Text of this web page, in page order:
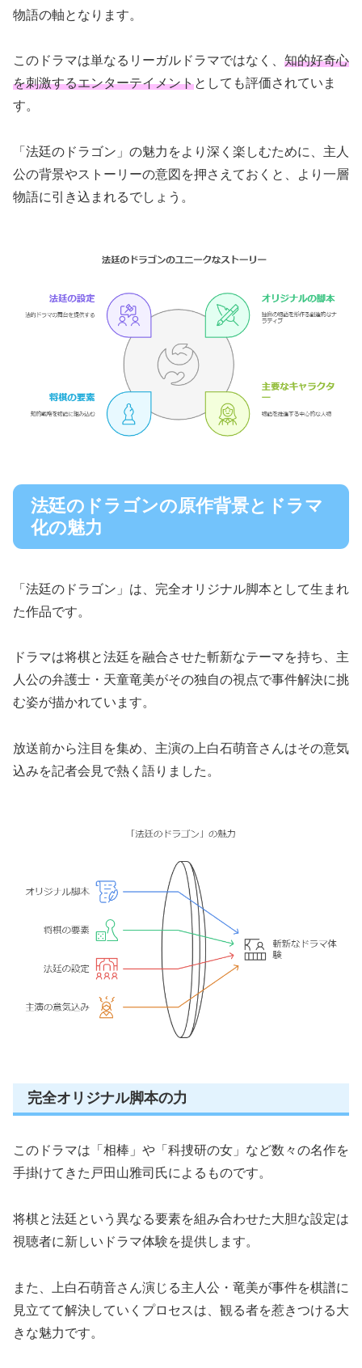
物語の軸となります。
このドラマは単なるリーガルドラマではなく、 知的好奇心
を刺激するエンターテイメントとしても評価されていま
す。
「法廷のドラゴン」の魅力をより深く楽しむために、主人
公の背景やストーリーの意図を押さえておくと、より一層
物語に引き込まれるでしょう。
法廷のドラゴンの原作背景とドラマ
化の魅力
「法廷のドラゴン」は、完全オリジナル脚本として生まれ
た作品です。
ドラマは将棋と法廷を融合させた斬新なテーマを持ち、主
人公の弁護士・天童竜美がその独自の視点で事件解決に挑
む姿が描かれています。
放送前から注目を集め、主演の上白石萌音さんはその意気
込みを記者会見で熱く語りました。
完全オリジナル脚本の力
このドラマは「相棒」や「科捜研の女」など数々の名作を
手掛けてきた戸田山雅司氏によるものです。
将棋と法廷という異なる要素を組み合わせた大胆な設定は
視聴者に新しいドラマ体験を提供します。
また、上白石萌音さん演じる主人公・竜美が事件を棋譜に
見立てて解決していくプロセスは、観る者を惹きつける大
きな魅力です。